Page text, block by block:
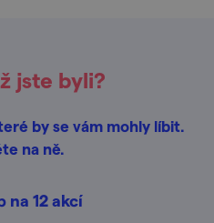
jste byli?
by se vám mohly líbit.
na ně.
na 12akcí